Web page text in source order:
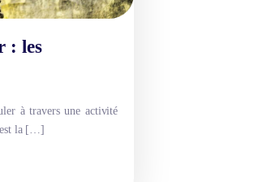
: les
à travers une activité
est la […]